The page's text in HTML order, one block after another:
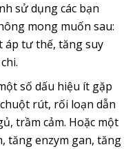
sử dụng các bạn
mong muốn sau:
áp tư thế, tăng suy
số dấu hiệu ít gặp
rút, rối loạn dẫn
trầm cảm. Hoặc một
tăng enzym gan, tăng